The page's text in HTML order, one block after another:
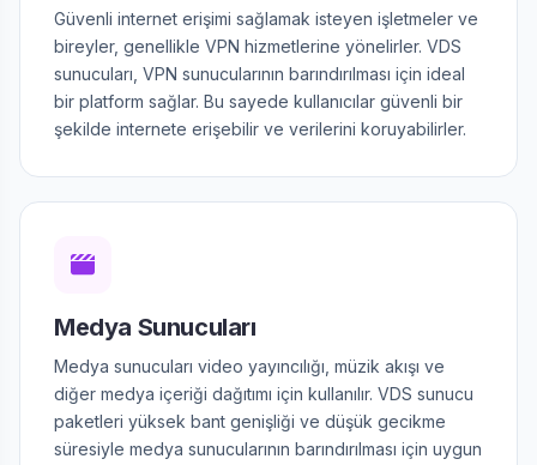
Güvenli internet erişimi sağlamak isteyen işletmeler ve
bireyler, genellikle VPN hizmetlerine yönelirler. VDS
sunucuları, VPN sunucularının barındırılması için ideal
bir platform sağlar. Bu sayede kullanıcılar güvenli bir
şekilde internete erişebilir ve verilerini koruyabilirler.
Medya Sunucuları
Medya sunucuları video yayıncılığı, müzik akışı ve
diğer medya içeriği dağıtımı için kullanılır. VDS sunucu
paketleri yüksek bant genişliği ve düşük gecikme
süresiyle medya sunucularının barındırılması için uygun